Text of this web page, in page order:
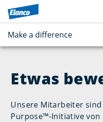
Make a difference
Etwas
Unsere Mitarbeiter
Purpose™-Initiative von